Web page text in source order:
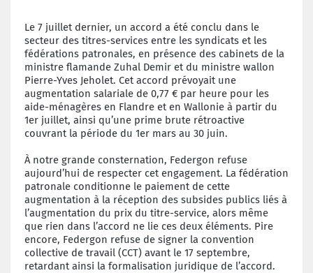
Le 7 juillet dernier, un accord a été conclu dans le
secteur des titres-services entre les syndicats et les
fédérations patronales, en présence des cabinets de la
ministre flamande Zuhal Demir et du ministre wallon
Pierre-Yves Jeholet. Cet accord prévoyait une
augmentation salariale de 0,77 € par heure pour les
aide-ménagères en Flandre et en Wallonie à partir du
1er juillet, ainsi qu’une prime brute rétroactive
couvrant la période du 1er mars au 30 juin.
À notre grande consternation, Federgon refuse
aujourd’hui de respecter cet engagement. La fédération
patronale conditionne le paiement de cette
augmentation à la réception des subsides publics liés à
l’augmentation du prix du titre-service, alors même
que rien dans l’accord ne lie ces deux éléments. Pire
encore, Federgon refuse de signer la convention
collective de travail (CCT) avant le 17 septembre,
retardant ainsi la formalisation juridique de l’accord.